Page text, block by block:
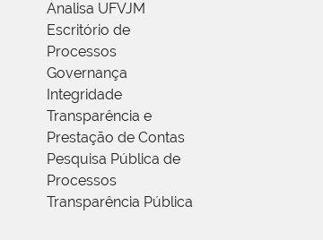
Analisa UFVJM
Escritório de
Processos
Governança
Integridade
Transparência e
Prestação de Contas
Pesquisa Pública de
Processos
Transparência Pública